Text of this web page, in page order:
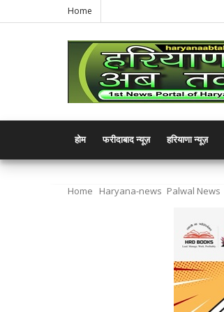
Home
होम फरीदाबाद न्यूज़ हरियाणा न्यूज़
Home Haryana-news Palwal News